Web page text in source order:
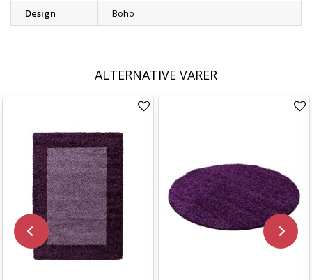
Design
Boho
ALTERNATIVE VARER